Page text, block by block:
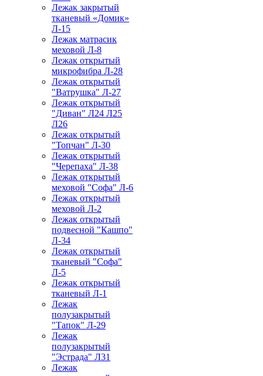
Лежак закрытый
тканевый «Домик»
Л-15
Лежак матрасик
меховой Л-8
Лежак открытый
микрофибра Л-28
Лежак открытый
"Ватрушка" Л-27
Лежак открытый
"Диван" Л24 Л25
Л26
Лежак открытый
"Топчан" Л-30
Лежак открытый
"Черепаха" Л-38
Лежак открытый
меховой "Софа" Л-6
Лежак открытый
меховой Л-2
Лежак открытый
подвесной "Кашпо"
Л-34
Лежак открытый
тканевый "Софа"
Л-5
Лежак открытый
тканевый Л-1
Лежак
полузакрытый
"Тапок" Л-29
Лежак
полузакрытый
"Эстрада" Л31
Лежак